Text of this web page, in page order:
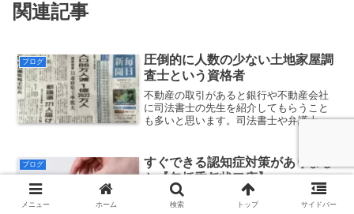
関連記事
ブログ
圧倒的に人数の少ない土地家屋調
査士という資格者
不動産の取引があると銀行や不動産会社
に司法書士の先生を紹介してもらうこと
も多いと思います。司法書士や弁護士の
に至っては、銀行の支店長でさえ不動産
登記も全て司法書士の業務だと思い込ん
でいる方がいます。
ブログ
すぐできる認知症対策がありまし
た【包括委任状口座】
少子高齢化が進んで、一番大変なのが、
親の認知症対策。たとえ資産家の家であ
メニュー ホーム 検索 トップ サイドバー